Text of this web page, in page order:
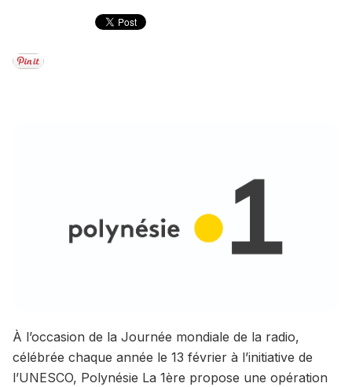
À l’occasion de la Journée mondiale de la radio,
célébrée chaque année le 13 février à l’initiative de
l’UNESCO, Polynésie La 1ère propose une opération